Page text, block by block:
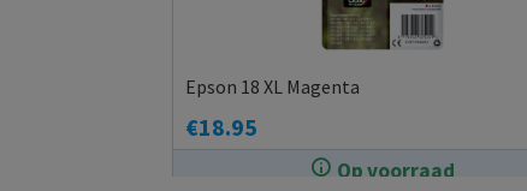
Op voorraad
Epson 18 XL Magenta
€18.95